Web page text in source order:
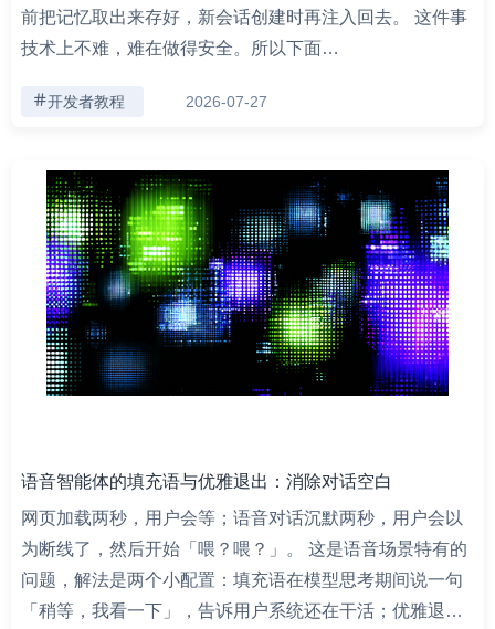
前把记忆取出来存好，新会话创建时再注入回去。 这件事
技术上不难，难在做得安全。所以下面…
开发者教程 2026-07-27
语音智能体的填充语与优雅退出：消除对话空白
网页加载两秒，用户会等；语音对话沉默两秒，用户会以
为断线了，然后开始「喂？喂？」。 这是语音场景特有的
问题，解法是两个小配置：填充语在模型思考期间说一句
「稍等，我看一下」，告诉用户系统还在干活；优雅退…